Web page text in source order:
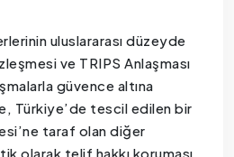
uluslararası düzeyde
ve TRIPS Anlaşması
güvence altına
Türkiye’de tescil edilen bir
taraf olan diğer
olarak telif hakkı koruması